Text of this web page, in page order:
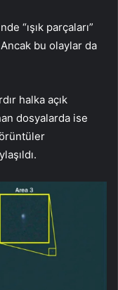
“ışık parçaları”
bu olaylar da
halka açık
dosyalarda ise